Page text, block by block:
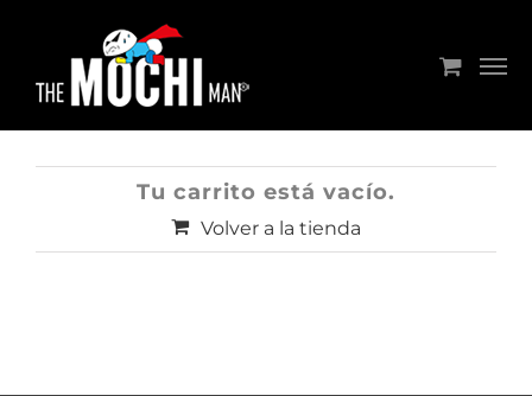
contenido
Tu carrito está vacío.
Volver a la tienda